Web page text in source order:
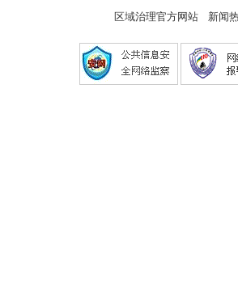
区域治理官方网站 新闻